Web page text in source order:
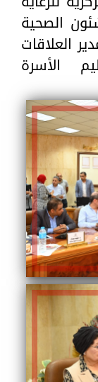
الصحية
العلاقات
الأسرة